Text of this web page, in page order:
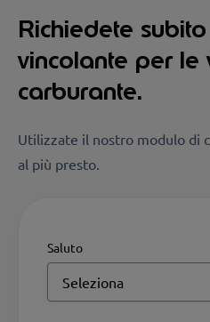
Richiedete
vincolante per le
carburante.
Utilizzate il nostro modulo di
al più presto.
Saluto